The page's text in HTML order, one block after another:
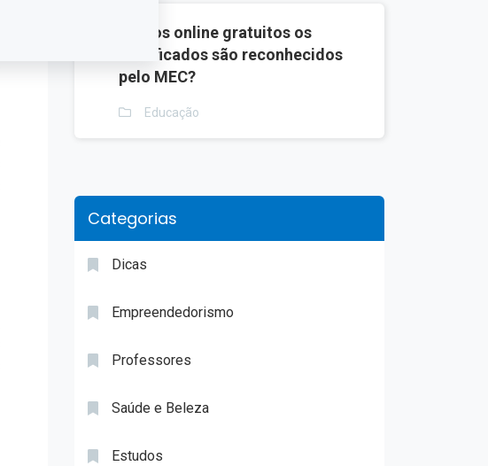
Cursos online gratuitos os
certificados são reconhecidos
pelo MEC?
Educação
Categorias
Dicas
Empreendedorismo
Professores
Saúde e Beleza
Estudos